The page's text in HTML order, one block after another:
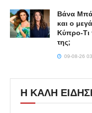
Βάνα
και ο
Κύπρο-Τι
της;
09-08-26
Η ΚΑΛΗ